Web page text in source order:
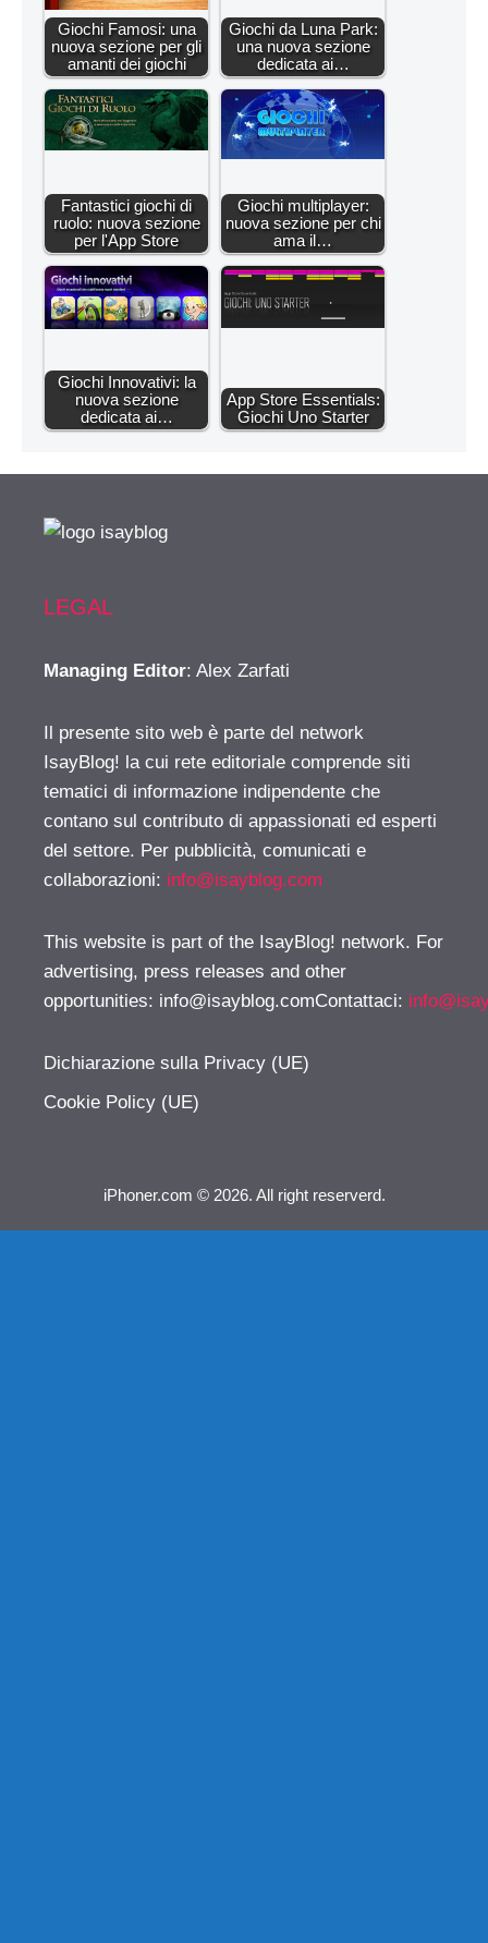
Giochi Famosi: una
nuova sezione per gli
amanti dei giochi
Giochi da Luna Park:
una nuova sezione
dedicata ai…
Fantastici giochi di
ruolo: nuova sezione
per l'App Store
Giochi multiplayer:
nuova sezione per chi
ama il…
Giochi Innovativi: la
nuova sezione
dedicata ai…
App Store Essentials:
Giochi Uno Starter
LEGAL
Managing Editor: Alex Zarfati
Il presente sito web è parte del network
IsayBlog! la cui rete editoriale comprende siti
tematici di informazione indipendente che
contano sul contributo di appassionati ed esperti
del settore. Per pubblicità, comunicati e
collaborazioni: info@isayblog.com
This website is part of the IsayBlog! network. For
advertising, press releases and other
opportunities: info@isayblog.comContattaci:
Dichiarazione sulla Privacy (UE)
Cookie Policy (UE)
iPhoner.com © 2026. All right reserverd.